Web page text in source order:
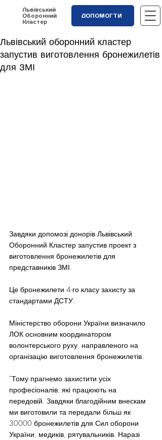
Львівський
Оборонний
Кластер
ДОПОМОГТИ
Львівський оборонний кластер
запустив виготовлення бронежилетів
для ЗМІ
Завдяки допомозі донорів Львівський
Оборонний Кластер запустив проект з
виготовлення бронежилетів для
представників ЗМІ.
Це бронежилети 4-го класу захисту за
стандартами ДСТУ.
Міністерство оборони України визначило
ЛОК основним координатором
волонтерського руху, направленого на
організацію виготовлення бронежилетів.
“Тому прагнемо захистити усіх
професіоналів, які працюють на
передовій. Завдяки благодійним внескам
ми виготовили та передали більш як
30000 бронежилетів для Сил оборони
України, медиків, рятувальників. Наразі